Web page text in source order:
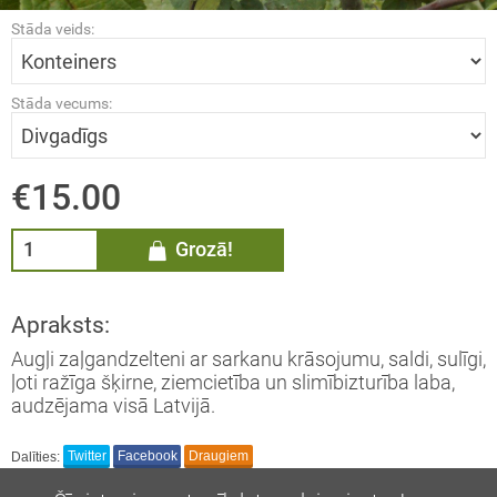
Stāda veids:
Stāda vecums:
€15.00
Grozā!
Apraksts:
Augļi zaļgandzelteni ar sarkanu krāsojumu, saldi, sulīgi,
ļoti ražīga šķirne, ziemcietība un slimībizturība laba,
audzējama visā Latvijā.
Dalīties: Twitter Facebook Draugiem
/ Sorbus
/ Vaccinium
/ Thuja